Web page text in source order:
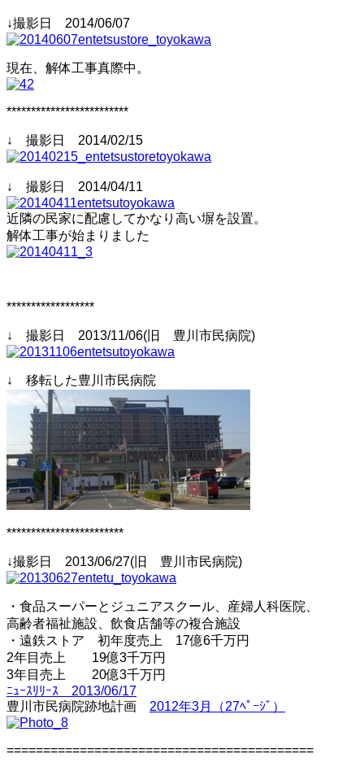
↓撮影日 2014/06/07
現在、解体工事真際中。
*************************
↓ 撮影日 2014/02/15
↓ 撮影日 2014/04/11
近隣の民家に配慮してかなり高い塀を設置。
解体工事が始まりました
******************
↓ 撮影日 2013/11/06(旧 豊川市民病院)
↓ 移転した豊川市民病院
************************
↓撮影日 2013/06/27(旧 豊川市民病院)
・食品スーパーとジュニアスクール、産婦人科医院、
高齢者福祉施設、飲食店舗等の複合施設
・遠鉄ストア 初年度売上 17億6千万円
2年目売上 19億3千万円
3年目売上 20億3千万円
ﾆｭｰｽﾘﾘｰｽ 2013/06/17
豊川市民病院跡地計画 2012年3月（27ﾍﾟｰｼﾞ）
==========================================